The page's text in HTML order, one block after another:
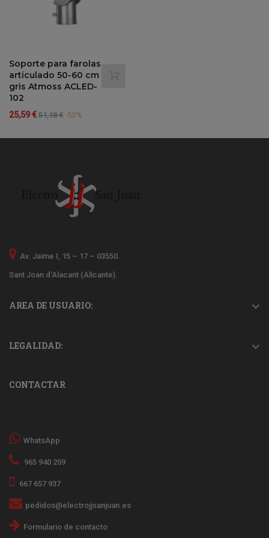
Soporte para farolas
artículado 50-60 cm
gris Atmoss ACLED-
102
Precio
25,59 €Precio
51,18 € -50%
Av. Jaime I, 15 – 17 – 03550.
Sant Joan d’Alacant (Alicante).
AREA DE USUARIO: 
LEGALIDAD: 
CONTACTAR
WhatsApp
965 940 209
667 657 937
pedidos@electrojjsanjuan.es
Formulario de contacto